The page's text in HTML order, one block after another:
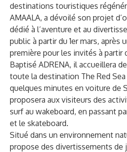
destinations touristiques
AMAALA, a dévoilé son projet
dédié à l’aventure et au
public à partir du 1er mars, après
première pour les invités à partir
Baptisé ADRENA, il accueillera
toute la destination The Red Sea
quelques minutes en voiture de
proposera aux visiteurs des
surf au wakeboard, en passant
et le skateboard.
Situé dans un environnement
propose des divertissements de